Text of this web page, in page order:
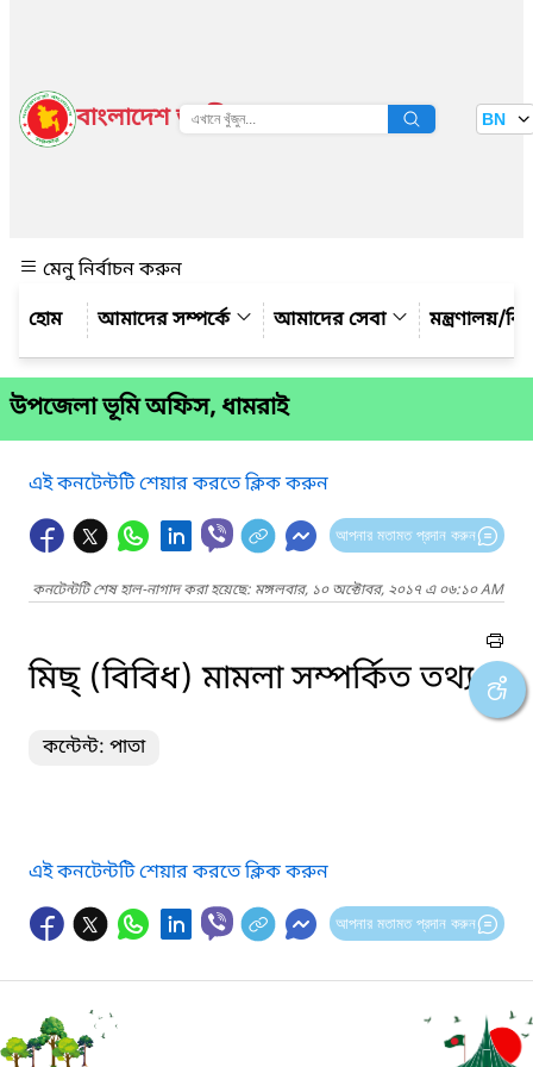
বাংলাদেশ জাতীয় তথ্য বাতায়ন BN
মেনু নির্বাচন করুন
আমাদের সম্পর্কে
আমাদের সেবা মন্ত্রণালয়/
উপজেলা ভূমি অফিস, ধামরাই
এই কনটেন্টটি শেয়ার করতে ক্লিক করুন
আপনার মতামত প্রদান করুন
কনটেন্টটি শেষ হাল-নাগাদ করা হয়েছে: মঙ্গলবার, ১০ অক্টোবর, ২০১৭ এ ০৬:১০ AM
মিছ্ (বিবিধ) মামলা সম্পর্কিত তথ্য
কন্টেন্ট: পাতা
এই কনটেন্টটি শেয়ার করতে ক্লিক করুন
আপনার মতামত প্রদান করুন